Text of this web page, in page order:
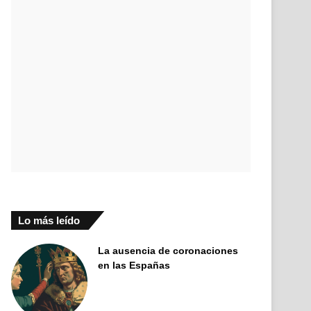
Lo más leído
La ausencia de coronaciones
en las Españas